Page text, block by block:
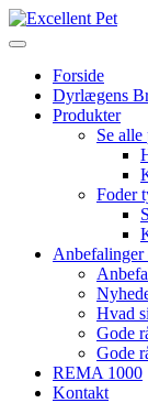
Forside
Dyrlægens
Produkter
Se
Foder
Anbefalinger
Hvad
Gode
Gode
REMA 1000
Kontakt